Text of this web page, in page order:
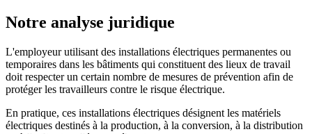
Notre analyse juridique
L'employeur utilisant des installations électriques permanentes ou
temporaires dans les bâtiments qui constituent des lieux de travail
doit respecter un certain nombre de mesures de prévention afin de
protéger les travailleurs contre le risque électrique.
En pratique, ces installations électriques désignent les matériels
électriques destinés à la production, à la conversion, à la distribution